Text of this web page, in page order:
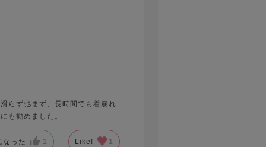
らず弛まず、長時間でも着崩れ
も勧めました。
なった 1 Like! 1